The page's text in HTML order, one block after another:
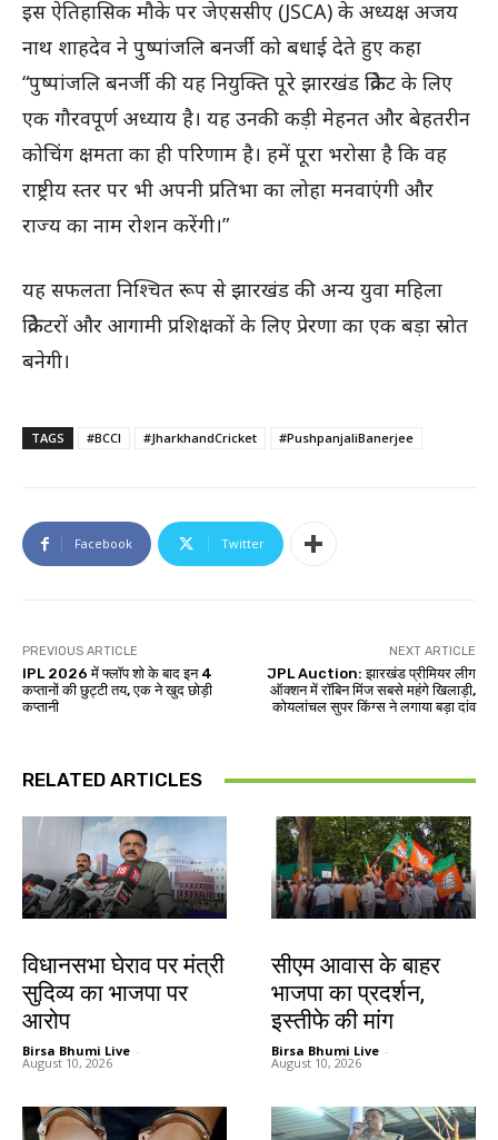
इस ऐतिहासिक मौके पर जेएससीए (JSCA) के अध्यक्ष अजय
नाथ शाहदेव ने पुष्पांजलि बनर्जी को बधाई देते हुए कहा
“पुष्पांजलि बनर्जी की यह नियुक्ति पूरे झारखंड क्रिकेट के लिए
एक गौरवपूर्ण अध्याय है। यह उनकी कड़ी मेहनत और बेहतरीन
कोचिंग क्षमता का ही परिणाम है। हमें पूरा भरोसा है कि वह
राष्ट्रीय स्तर पर भी अपनी प्रतिभा का लोहा मनवाएंगी और
राज्य का नाम रोशन करेंगी।”
यह सफलता निश्चित रूप से झारखंड की अन्य युवा महिला
क्रिकेटरों और आगामी प्रशिक्षकों के लिए प्रेरणा का एक बड़ा स्रोत
बनेगी।
TAGS #BCCI #JharkhandCricket #PushpanjaliBanerjee
Facebook Twitter
PREVIOUS ARTICLE
IPL 2026 में फ्लॉप शो के बाद इन 4
कप्तानों की छुट्टी तय, एक ने खुद छोड़ी
कप्तानी
NEXT ARTICLE
JPL Auction: झारखंड प्रीमियर लीग
ऑक्शन में रॉबिन मिंज सबसे महंगे खिलाड़ी,
कोयलांचल सुपर किंग्स ने लगाया बड़ा दांव
RELATED ARTICLES
विधानसभा घेराव पर मंत्री
सुदिव्य का भाजपा पर
आरोप
Birsa Bhumi Live -
August 10, 2026
सीएम आवास के बाहर
भाजपा का प्रदर्शन,
इस्तीफे की मांग
Birsa Bhumi Live -
August 10, 2026